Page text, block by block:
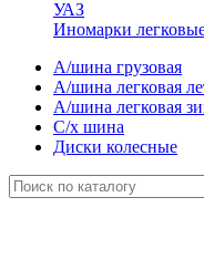
УАЗ
Иномарки
А/шина грузовая
А/шина легковая
А/шина легковая
С/х шина
Диски колесные